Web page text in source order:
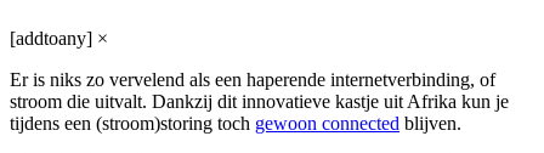
[addtoany] ×
Er is niks zo vervelend als een haperende internetverbinding, of
stroom die uitvalt. Dankzij dit innovatieve kastje uit Afrika kun je
tijdens een (stroom)storing toch gewoon connected blijven.